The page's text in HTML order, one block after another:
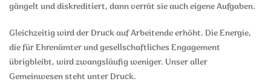
gängelt und diskreditiert, dann verrät sie auch eigene Aufgaben.
Gleichzeitig wird der Druck auf Arbeitende erhöht. Die Energie,
die für Ehrenämter und gesellschaftliches Engagement
übrigbleibt, wird zwangsläufig weniger. Unser aller
Gemeinwesen steht unter Druck.